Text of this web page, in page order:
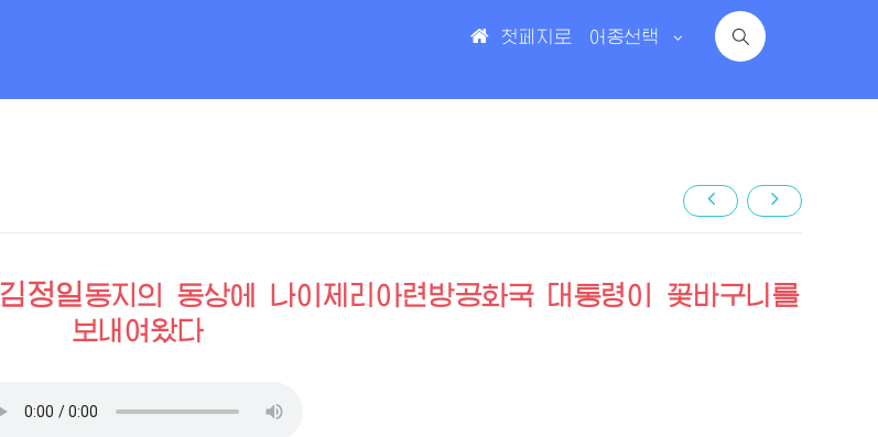
첫페지로 어종선택
김정일동지 의 동상에 나이제리아련방공화국 대통령이 꽃바구니를
보내여왔다